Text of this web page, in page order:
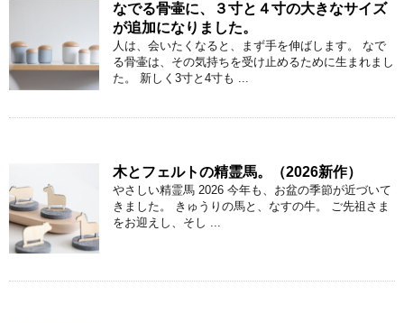
なでる骨壷に、３寸と４寸の大きなサイズ
が追加になりました。
人は、会いたくなると、まず手を伸ばします。 なで
る骨壷は、その気持ちを受け止めるために生まれまし
た。 新しく3寸と4寸も ...
木とフェルトの精霊馬。（2026新作）
やさしい精霊馬 2026 今年も、お盆の季節が近づいて
きました。 きゅうりの馬と、なすの牛。 ご先祖さま
をお迎えし、そし ...